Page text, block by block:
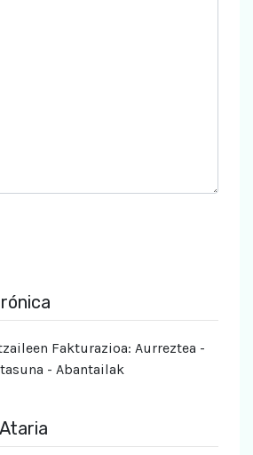
Fakturazioa: Aurreztea -
- Abantailak